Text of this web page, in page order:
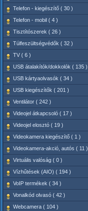
Telefon - kiegészítő ( 30 )
Telefon - mobil ( 4 )
Tisztítószerek ( 26 )
Túlfeszültségvédők ( 32 )
TV ( 6 )
USB átalakítók/dokkolók ( 135 )
USB kártyaolvasók ( 34 )
USB kiegészítők ( 201 )
Ventilátor ( 242 )
Videojel átkapcsoló ( 17 )
Videojel elosztó ( 19 )
Videokamera kiegészítő ( 1 )
Videokamera-akció, autós ( 11 )
Virtuális valóság ( 0 )
Vízhűtések (AIO) ( 194 )
VoIP termékek ( 34 )
Vonalkód olvasó ( 42 )
Webcamera ( 104 )